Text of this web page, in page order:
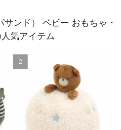
ンド） ベビー おもちゃ・
気アイテム
2